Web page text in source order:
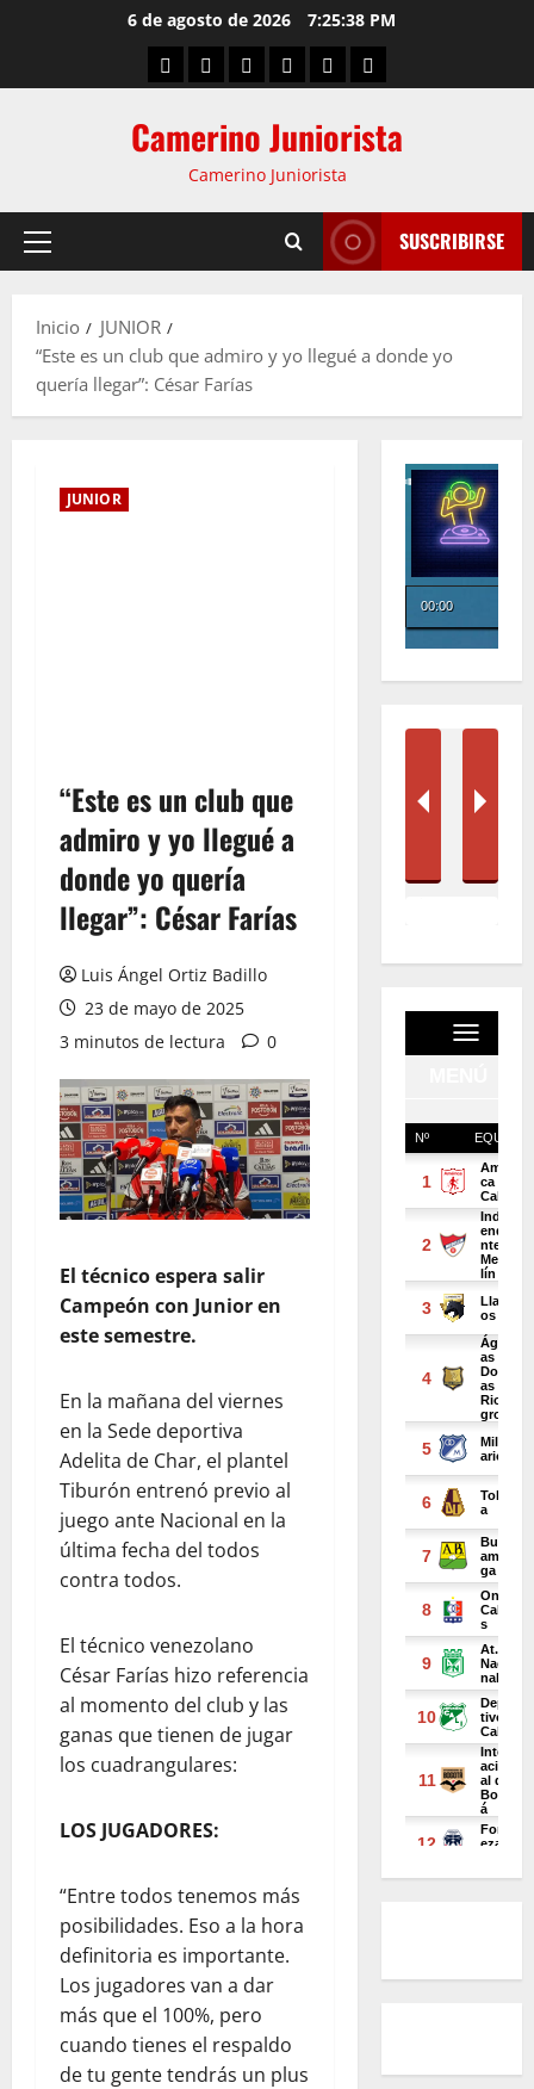
6 de agosto de 2026 7:25:40 PM
Camerino Juniorista
Camerino Juniorista
SUSCRIBIRSE
Inicio
JUNIOR
“Este es un club que admiro y yo llegué a donde yo
quería llegar”: César Farías
JUNIOR
“Este es un club que
admiro y yo llegué a
donde yo quería
llegar”: César Farías
Luis Ángel Ortiz Badillo
23 de mayo de 2025
3 minutos de lectura
0
El técnico espera salir
Campeón con Junior en
este semestre.
En la mañana del viernes
en la Sede deportiva
Adelita de Char, el plantel
Tiburón entrenó previo al
juego ante Nacional en la
última fecha del todos
contra todos.
El técnico venezolano
César Farías hizo referencia
al momento del club y las
ganas que tienen de jugar
los cuadrangulares:
LOS JUGADORES:
“Entre todos tenemos más
posibilidades. Eso a la hora
definitoria es importante.
Los jugadores van a dar
más que el 100%, pero
cuando tienes el respaldo
de tu gente tendrás un plus